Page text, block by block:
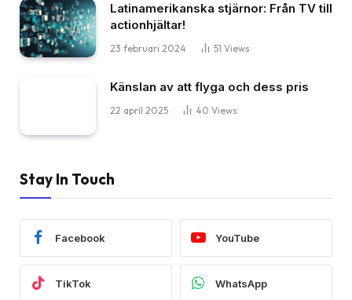
Latinamerikanska stjärnor: Från TV till
actionhjältar!
23 februari 2024 51 Views
Känslan av att flyga och dess pris
22 april 2025 40 Views
Stay In Touch
Facebook YouTube
TikTok WhatsApp